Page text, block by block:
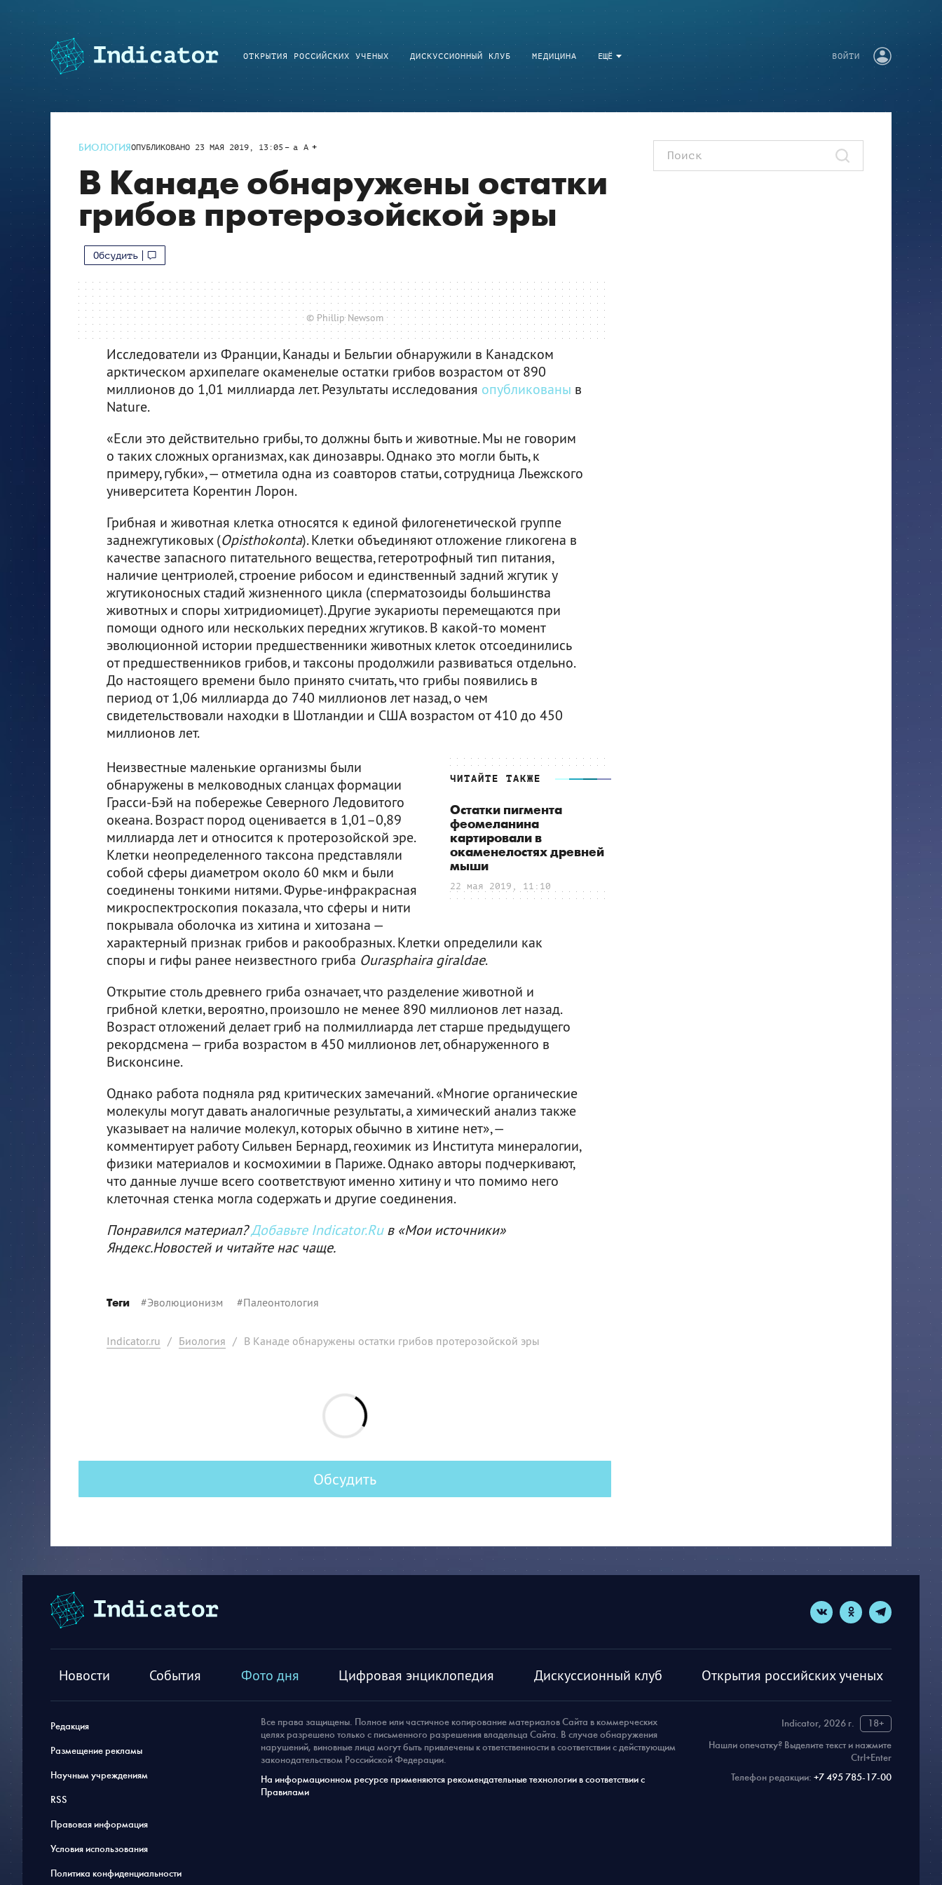
ЕЩЁ
ОТКРЫТИЯ РОССИЙСКИХ УЧЕНЫХ ДИСКУССИОННЫЙ КЛУБ МЕДИЦИНА ВОЙТИ
БИОЛОГИЯОПУБЛИКОВАНО 23 МАЯ 2019, 13:05 a A
В Канаде обнаружены остатки
грибов протерозойской эры
Обсудить
© Phillip Newsom
Исследователи из Франции, Канады и Бельгии обнаружили в Канадском
арктическом архипелаге окаменелые остатки грибов возрастом от 890
миллионов до 1,01 миллиарда лет. Результаты исследования опубликованы в
Nature.
«Если это действительно грибы, то должны быть и животные. Мы не говорим
о таких сложных организмах, как динозавры. Однако это могли быть, к
примеру, губки», — отметила одна из соавторов статьи, сотрудница Льежского
университета Корентин Лорон.
Грибная и животная клетка относятся к единой филогенетической группе
заднежгутиковых (Opisthokonta). Клетки объединяют отложение гликогена в
качестве запасного питательного вещества, гетеротрофный тип питания,
наличие центриолей, строение рибосом и единственный задний жгутик у
жгутиконосных стадий жизненного цикла (сперматозоиды большинства
животных и споры хитридиомицет). Другие эукариоты перемещаются при
помощи одного или нескольких передних жгутиков. В какой-то момент
эволюционной истории предшественники животных клеток отсоединились
от предшественников грибов, и таксоны продолжили развиваться отдельно.
До настоящего времени было принято считать, что грибы появились в
период от 1,06 миллиарда до 740 миллионов лет назад, о чем
свидетельствовали находки в Шотландии и США возрастом от 410 до 450
миллионов лет.
ЧИТАЙТЕ ТАКЖЕ
Остатки пигмента
феомеланина
картировали в
окаменелостях древней
мыши
22 мая 2019, 11:10
Неизвестные маленькие организмы были
обнаружены в мелководных сланцах формации
Грасси-Бэй на побережье Северного Ледовитого
океана. Возраст пород оценивается в 1,01–0,89
миллиарда лет и относится к протерозойской эре.
Клетки неопределенного таксона представляли
собой сферы диаметром около 60 мкм и были
соединены тонкими нитями. Фурье-инфракрасная
микроспектроскопия показала, что сферы и нити
покрывала оболочка из хитина и хитозана —
характерный признак грибов и ракообразных. Клетки определили как
споры и гифы ранее неизвестного гриба Ourasphaira giraldae.
Открытие столь древнего гриба означает, что разделение животной и
грибной клетки, вероятно, произошло не менее 890 миллионов лет назад.
Возраст отложений делает гриб на полмиллиарда лет старше предыдущего
рекордсмена — гриба возрастом в 450 миллионов лет, обнаруженного в
Висконсине.
Однако работа подняла ряд критических замечаний. «Многие органические
молекулы могут давать аналогичные результаты, а химический анализ также
указывает на наличие молекул, которых обычно в хитине нет», —
комментирует работу Сильвен Бернард, геохимик из Института минералогии,
физики материалов и космохимии в Париже. Однако авторы подчеркивают,
что данные лучше всего соответствуют именно хитину и что помимо него
клеточная стенка могла содержать и другие соединения.
Понравился материал?Добавьте Indicator.Ruв «Мои источники»
Яндекс.Новостей и читайте нас чаще.
Теги #Эволюционизм #Палеонтология
Indicator.ru / Биология / В Канаде обнаружены остатки грибов протерозойской эры
Обсудить
Новости События Фото дня Цифровая энциклопедия Дискуссионный клуб Открытия российских ученых
Редакция
Размещение рекламы
Научным учреждениям
RSS
Правовая информация
Условия использования
Политика конфиденциальности
Indicator, 2026 г.
18+
Нашли опечатку? Выделите текст и нажмите
Ctrl+Enter
Телефон редакции: +7 495 785-17-00
Все права защищены. Полное или частичное копирование материалов Сайта в коммерческих
целях разрешено только с письменного разрешения владельца Сайта. В случае обнаружения
нарушений, виновные лица могут быть привлечены к ответственности в соответствии с действующим
законодательством Российской Федерации.
На информационном ресурсе применяются рекомендательные технологии в соответствии с
Правилами